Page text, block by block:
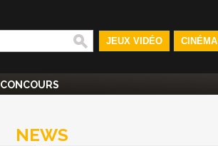
JEUX VIDÉO CINÉMA
CONCOURS
NEWS